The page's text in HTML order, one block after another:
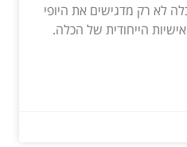
לא רק מדגישים את היופי
הייחודית של הכלה.